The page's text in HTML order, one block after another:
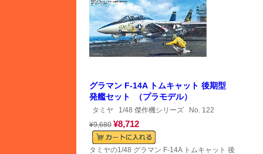
グラマン F-14A トムキャット 後期型
発艦セット （プラモデル）
タミヤ 1/48 傑作機シリーズ No. 122
¥9,680 ¥8,712
タミヤの1/48 グラマン F-14A トムキャット 後